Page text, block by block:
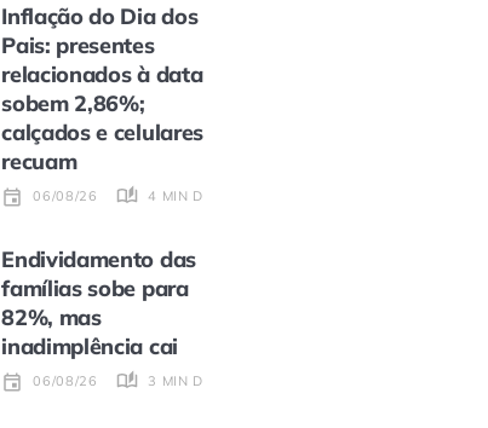
Inflação do Dia dos
Pais: presentes
relacionados à data
sobem 2,86%;
calçados e celulares
recuam
06/08/26 4 MIN DE LEITURA
Endividamento das
famílias sobe para
82%, mas
inadimplência cai
06/08/26 3 MIN DE LEITURA